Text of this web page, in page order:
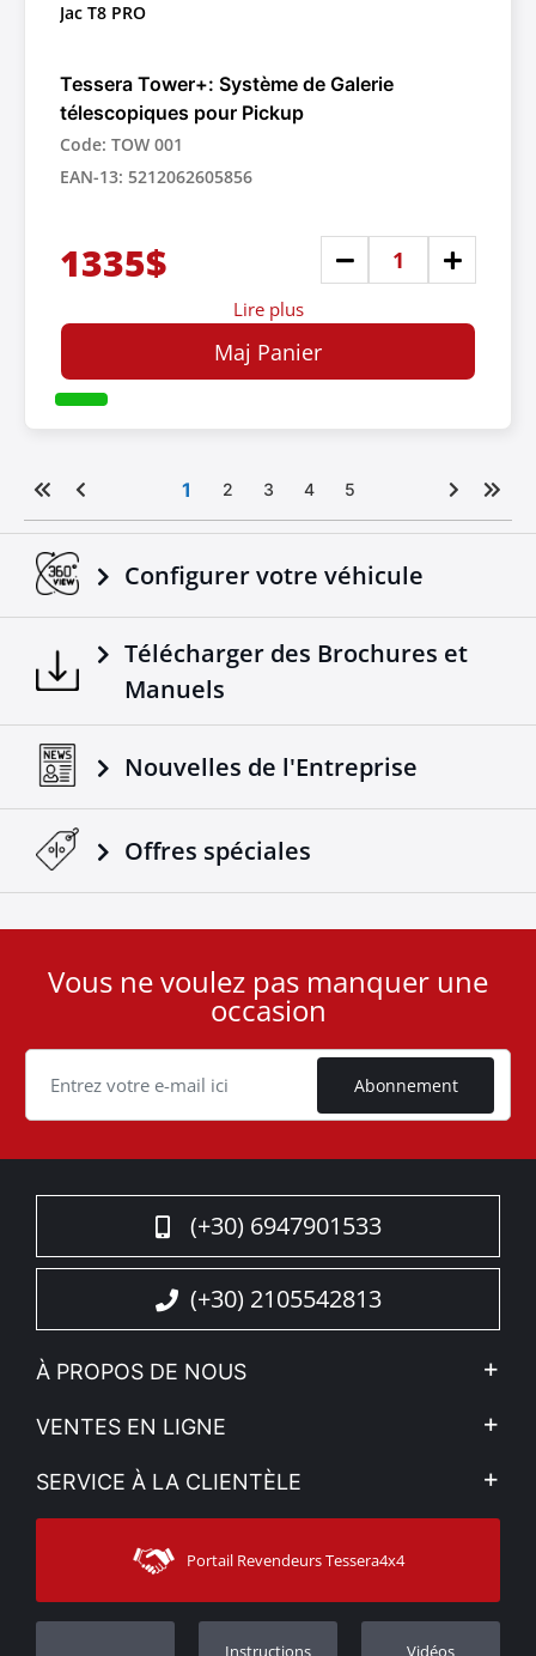
Jac T8 PRO
Tessera Tower+: Système de Galerie
télescopiques pour Pickup
Code: TOW 001
EAN-13: 5212062605856
1335$
Lire plus
Maj Panier
1 2 3 4 5
Configurer votre véhicule
Télécharger des Brochures et
Manuels
Nouvelles de l'Entreprise
Offres spéciales
User
Cookie
Vous ne voulez pas manquer une
occasion
Abonnement
(+30) 6947901533
(+30) 2105542813
À PROPOS DE NOUS
L'entreprise
Voir nos actualités
Sitemap
VENTES EN LIGNE
Mon compte
Moyens d’expédition
SERVICE À LA CLIENTÈLE
Contacter
Assistance aux clients
Suivi des commandes
Portail Revendeurs Tessera4x4
Instructions Vidéos